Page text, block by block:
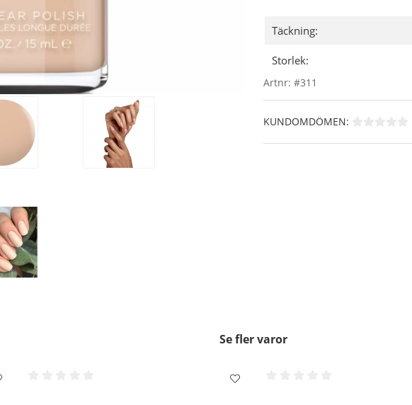
Varför CND Vinylux?
"Base Coat" (underlack)
8,5 minuters torktid.
Användning:
Skaka flaskan ordentligt
försegla nagelns framkant
Täckning:
Storlek:
Artnr: #311
KUNDOMDÖMEN:
Se fler varor